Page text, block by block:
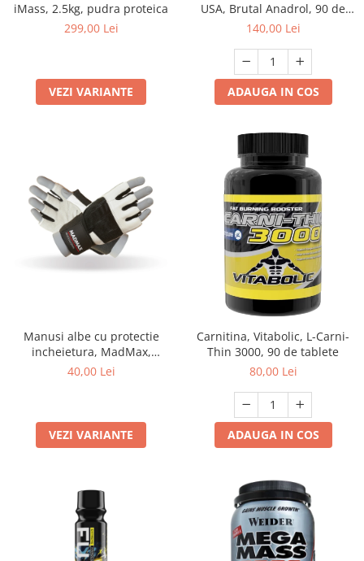
iMass, 2.5kg, pudra proteica
299,00 Lei
VEZI VARIANTE
USA, Brutal Anadrol, 90 de
capsule
140,00 Lei
ADAUGA IN COS
Manusi albe cu protectie
incheietura, MadMax,
Professional workout gloves,
40,00 Lei
VEZI VARIANTE
Carnitina, Vitabolic, L-Carni-
Thin 3000, 90 de tablete
80,00 Lei
ADAUGA IN COS